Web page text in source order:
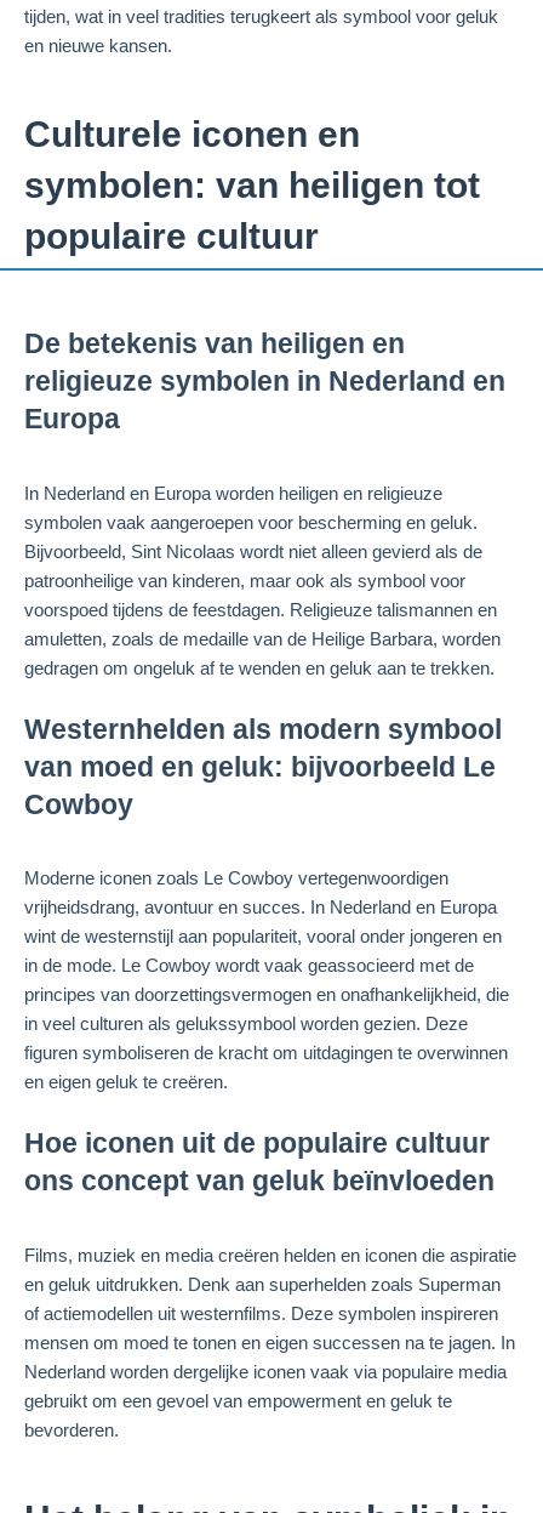
tijden, wat in veel tradities terugkeert als symbool voor geluk
en nieuwe kansen.
Culturele iconen en
symbolen: van heiligen tot
populaire cultuur
De betekenis van heiligen en
religieuze symbolen in Nederland en
Europa
In Nederland en Europa worden heiligen en religieuze
symbolen vaak aangeroepen voor bescherming en geluk.
Bijvoorbeeld, Sint Nicolaas wordt niet alleen gevierd als de
patroonheilige van kinderen, maar ook als symbool voor
voorspoed tijdens de feestdagen. Religieuze talismannen en
amuletten, zoals de medaille van de Heilige Barbara, worden
gedragen om ongeluk af te wenden en geluk aan te trekken.
Westernhelden als modern symbool
van moed en geluk: bijvoorbeeld Le
Cowboy
Moderne iconen zoals Le Cowboy vertegenwoordigen
vrijheidsdrang, avontuur en succes. In Nederland en Europa
wint de westernstijl aan populariteit, vooral onder jongeren en
in de mode. Le Cowboy wordt vaak geassocieerd met de
principes van doorzettingsvermogen en onafhankelijkheid, die
in veel culturen als gelukssymbool worden gezien. Deze
figuren symboliseren de kracht om uitdagingen te overwinnen
en eigen geluk te creëren.
Hoe iconen uit de populaire cultuur
ons concept van geluk beïnvloeden
Films, muziek en media creëren helden en iconen die aspiratie
en geluk uitdrukken. Denk aan superhelden zoals Superman
of actiemodellen uit westernfilms. Deze symbolen inspireren
mensen om moed te tonen en eigen successen na te jagen. In
Nederland worden dergelijke iconen vaak via populaire media
gebruikt om een gevoel van empowerment en geluk te
bevorderen.